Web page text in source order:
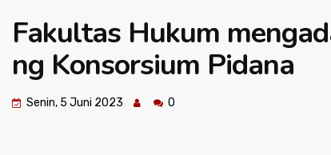
Fakultas Hukum
ng Konsorsium Pidana
Senin, 5 Juni 2023 0